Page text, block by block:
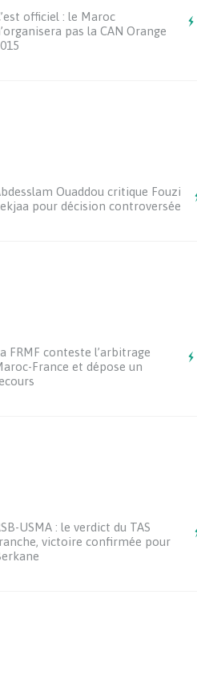
officiel : le Maroc
pas la CAN Orange
Ouaddou critique Fouzi
pour décision controversée
FRMF conteste l’arbitrage
France et dépose un
USMA : le verdict du TAS
victoire confirmée pour